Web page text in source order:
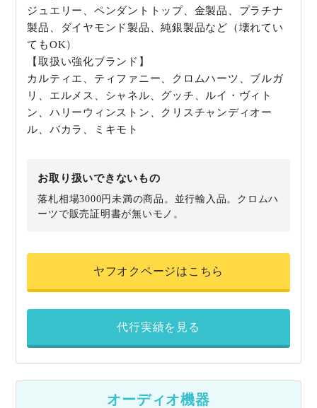
ジュエリー、ペンダントトップ、金製品、プラチナ
製品、ダイヤモンド製品、純銀製品など（壊れてい
てもOK）
【取扱い強化ブランド】
カルティエ、ティファニー、クロムハーツ、ブルガ
リ、エルメス、シャネル、グッチ、ルイ・ヴィト
ン、ハリーウィンストン、クリスチャンディオー
ル、バカラ、ミキモト
お取り扱いできないもの
落札相場3000円未満の商品。並行輸入品。クロムハ
ーツで販売証明書が無いモノ。
ヤフオクページはこちら
代行実績を見る
オーディオ機器